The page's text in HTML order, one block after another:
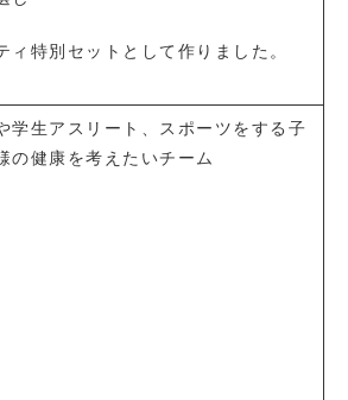
ィ特別セットとして作りました。
学生アスリート、スポーツをする子
の健康を考えたいチーム